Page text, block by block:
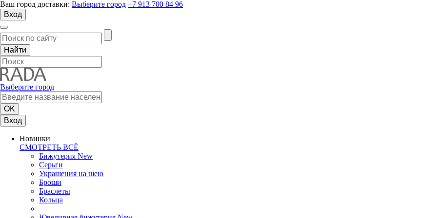
Ваш город доставки: Выберите город +7 913 700 84 96
Вход
Выберите город
Вход
Новинки
СМОТРЕТЬ ВСЁ
Бижутерия New
Серьги
Украшения на шею
Броши
Браслеты
Кольца